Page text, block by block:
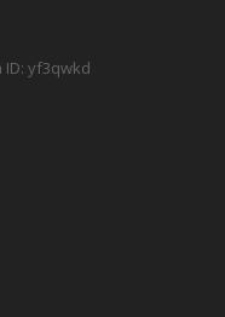
yf3qwkd